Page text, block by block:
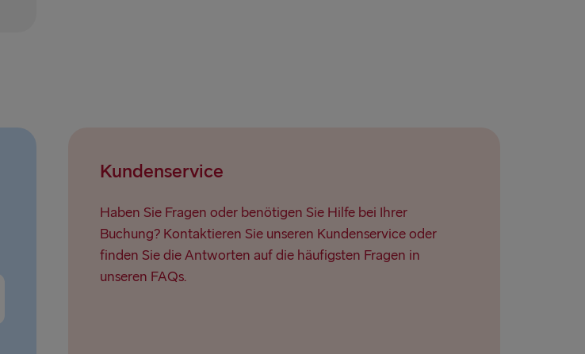
Harwich → Hoek van Holland
Dublin → Holyhead
Rosslare → Fishguard
Belfast → Liverpool
Kundenservice
Haben Sie Fragen oder benötigen Sie Hilfe bei Ihrer
Buchung? Kontaktieren Sie unseren Kundenservice oder
finden Sie die Antworten auf die häufigsten Fragen in
unseren FAQs.